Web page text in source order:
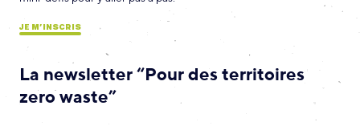
JE M’INSCRIS
La newsletter “Pour des territoires
zero waste”